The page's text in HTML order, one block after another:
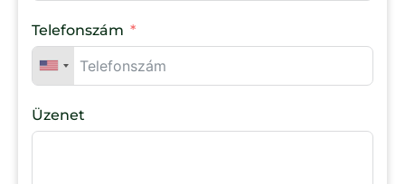
Telefonszám
Üzenet